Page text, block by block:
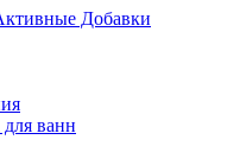
Добавки
ванн